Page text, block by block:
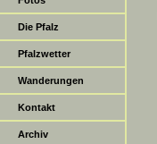
Die Pfalz
Pfalzwetter
Wanderungen
Kontakt
Archiv